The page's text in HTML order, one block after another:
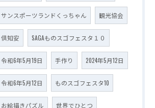
サンスポーツランドくっちゃん 観光協会
倶知安 SAGAものスゴフェスタ１０
令和6年5月19日 手作り 2024年5月12日
令和6年5月12日 ものスゴフェスタ10
お絵描きパズル 世界でひとつ